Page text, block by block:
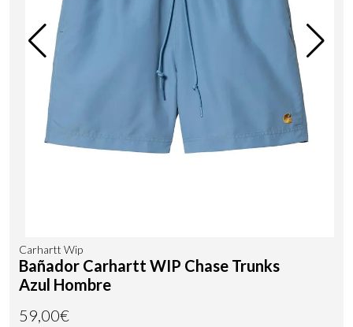
Carhartt Wip
Bañador Carhartt WIP Chase Trunks
Azul Hombre
59,00€